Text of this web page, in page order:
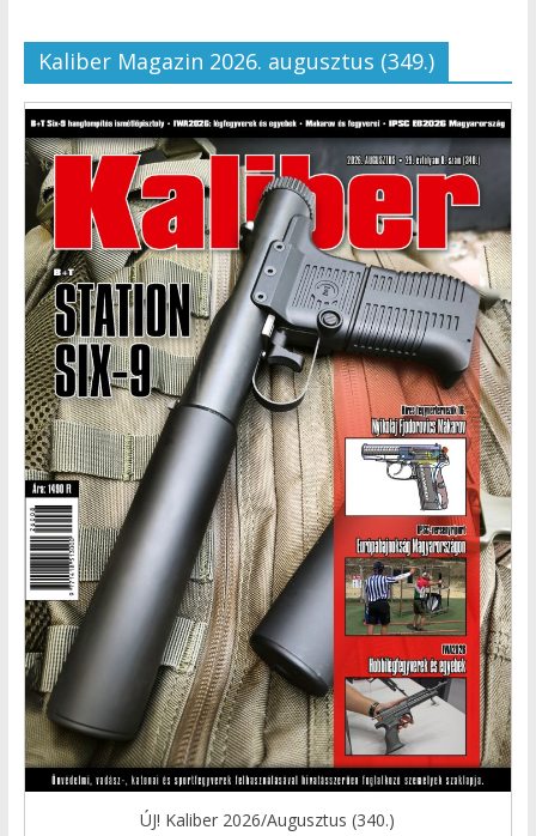
Kaliber Magazin 2026. augusztus (349.)
ÚJ! Kaliber 2026/Augusztus (340.)